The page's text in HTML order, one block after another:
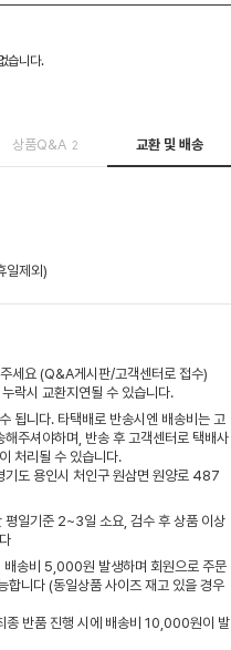
습니다.
상품Q&A 2 교환 및 배송
일제외)
세요 (Q&A게시판/고객센터로 접수)
락시 교환지연될 수 있습니다.
됩니다. 타택배로 반송시엔 배송비는 고
주셔야하며, 반송 후 고객센터로 택배사
처리될 수 있습니다.
기도 용인시 처인구 원삼면 원양로 487
평일기준 2~3일 소요, 검수 후 상품 이상
배송비 5,000원 발생하며 회원으로 주문
합니다 (동일상품 사이즈 재고 있을 경우
종 반품 진행 시에 배송비 10,000원이 발